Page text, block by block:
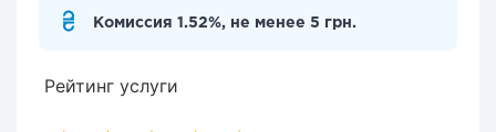
Комиссия 1.52%, не менее 5 грн.
Рейтинг услуги